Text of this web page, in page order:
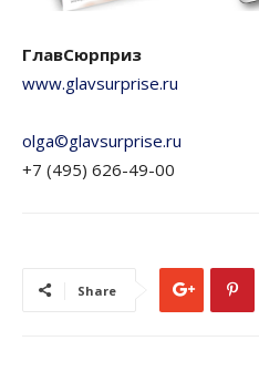
ГлавСюрприз
www.glavsurprise.ru
olga©glavsurprise.ru
+7 (495) 626-49-00
Share